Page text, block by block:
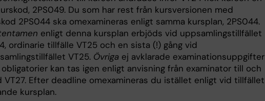
2PS049. Du som har rest från kursversionen med
2PS044 ska omexamineras enligt samma kursplan, 2PS044.
enligt denna kursplan erbjöds vid uppsamlingstillfället
ordinarie tillfälle VT25 och en sista (!) gång vid
VT25. Övriga ej avklarade examinationsuppgifter
obligatorier kan tas igen enligt anvisning från examinator till och
VT27. Efter deadline omexamineras du istället enligt vid tillfället
kursplan.